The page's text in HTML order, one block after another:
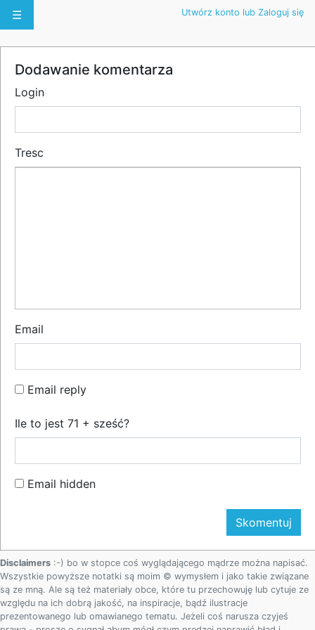
☰ Utwórz konto lub Zaloguj się
Dodawanie komentarza
Login
Tresc
Email
Email reply
Ile to jest 71 + sześć?
Email hidden
Disclaimers :-) bo w stopce coś wyglądającego mądrze można napisać.
Wszystkie powyższe notatki są moim © wymysłem i jako takie związane
są ze mną. Ale są też materiały obce, które tu przechowuję lub cytuje ze
względu na ich dobrą jakość, na inspiracje, bądź ilustracje
prezentowanego lub omawianego tematu. Jeżeli coś narusza czyjeś